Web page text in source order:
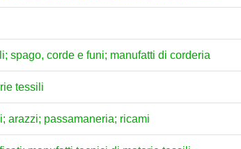
spago, corde e funi; manufatti di corderia
tessili
arazzi; passamaneria; ricami